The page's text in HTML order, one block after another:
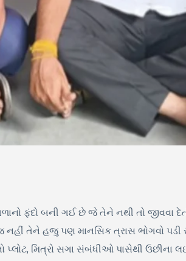
ફંદો બની ગઈ છે જે તેને નથી તો જીવવા
નહીં તેને હજુ પણ માનસિક ત્રાસ ભોગવો
પ્લોટ, મિત્રો સગા સંબંધીઓ પાસેથી